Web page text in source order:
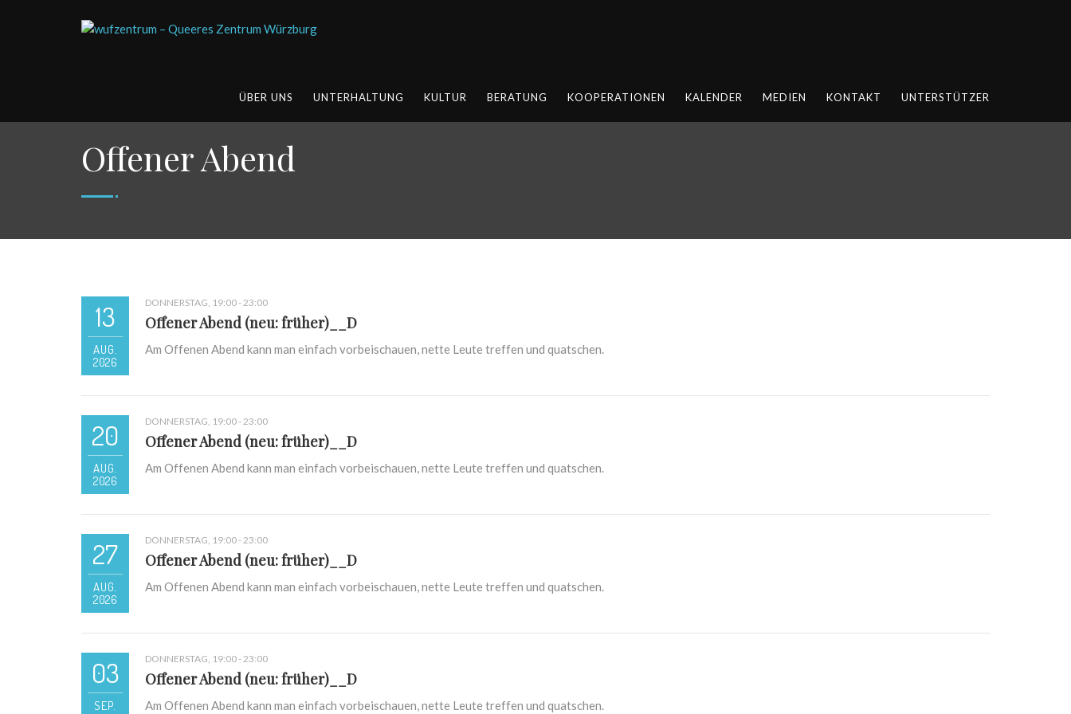
ÜBER UNS UNTERHALTUNG KULTUR BERATUNG KOOPERATIONEN KALENDER MEDIEN KONTAKT UNTERSTÜTZER
Offener Abend
13
AUG.
2026
DONNERSTAG, 19:00 - 23:00
Offener Abend (neu: früher)__D
Am Offenen Abend kann man einfach vorbeischauen, nette Leute treffen und quatschen.
20
AUG.
2026
DONNERSTAG, 19:00 - 23:00
Offener Abend (neu: früher)__D
Am Offenen Abend kann man einfach vorbeischauen, nette Leute treffen und quatschen.
27
AUG.
2026
DONNERSTAG, 19:00 - 23:00
Offener Abend (neu: früher)__D
Am Offenen Abend kann man einfach vorbeischauen, nette Leute treffen und quatschen.
03
SEP.
DONNERSTAG, 19:00 - 23:00
Offener Abend (neu: früher)__D
Am Offenen Abend kann man einfach vorbeischauen, nette Leute treffen und quatschen.